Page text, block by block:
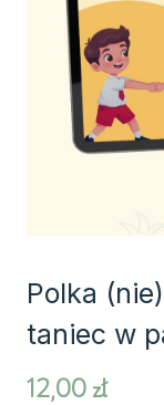
Polka
taniec w
12,00zł